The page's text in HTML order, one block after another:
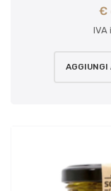
€
IVA
AGGIUNGI